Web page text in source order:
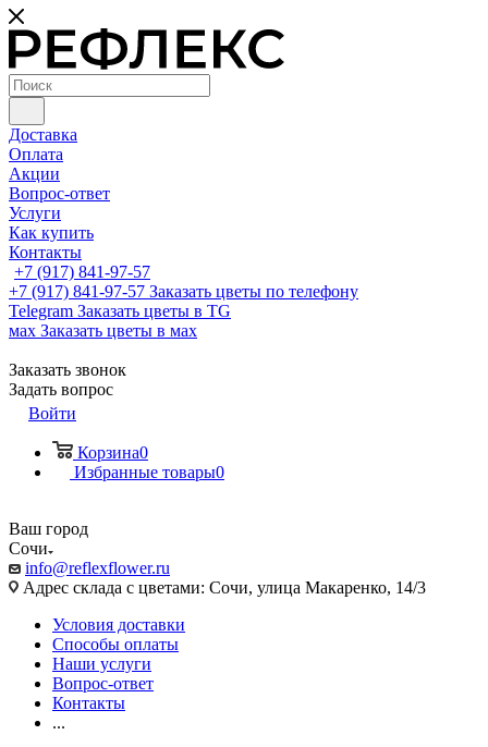
Доставка
Оплата
Акции
Вопрос-ответ
Услуги
Как купить
Контакты
+7 (917) 841-97-57
+7 (917) 841-97-57 Заказать цветы по телефону
Telegram Заказать цветы в TG
мах Заказать цветы в мах
Заказать звонок
Задать вопрос
Войти
Корзина0
Избранные товары0
Ваш город
Сочи
info@reflexflower.ru
Адрес склада с цветами: Сочи, улица Макаренко, 14/3
Условия доставки
Способы оплаты
Наши услуги
Вопрос-ответ
Контакты
...